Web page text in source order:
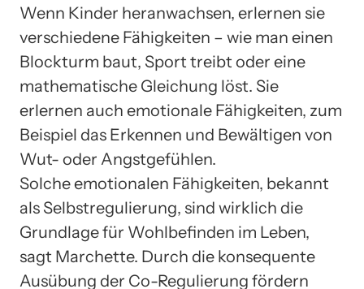
Wenn Kinder heranwachsen, erlernen sie
verschiedene Fähigkeiten – wie man einen
Blockturm baut, Sport treibt oder eine
mathematische Gleichung löst. Sie
erlernen auch emotionale Fähigkeiten, zum
Beispiel das Erkennen und Bewältigen von
Wut- oder Angstgefühlen.
Solche emotionalen Fähigkeiten, bekannt
als Selbstregulierung, sind wirklich die
Grundlage für Wohlbefinden im Leben,
sagt Marchette. Durch die konsequente
Ausübung der Co-Regulierung fördern